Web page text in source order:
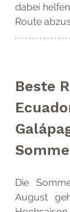
dabei
Route
Beste
Die
August